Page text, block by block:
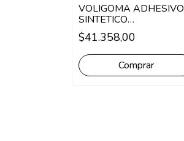
VOLIGOMA ADHESIVO
SINTETICO
TRANSPARENTE 50 ML
X 12 UNIDADES
$41.358,00